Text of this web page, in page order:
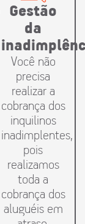
Gestão
da
Você não
precisa
realizar a
cobrança dos
inquilinos
inadimplentes,
pois
realizamos
toda a
cobrança dos
aluguéis em